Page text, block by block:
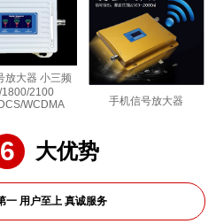
放大器 小三频
1800/2100
WCDMA
手机信号放大器
6 大优势
一 用户至上 真诚服务